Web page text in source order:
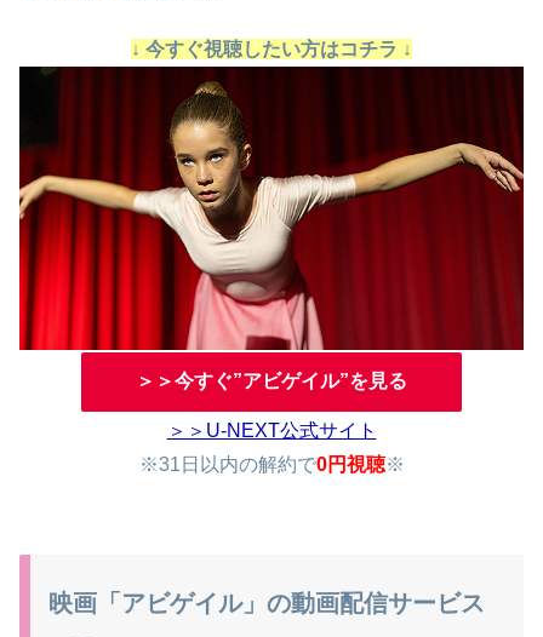
↓ 今すぐ視聴したい方はコチラ ↓
＞＞今すぐ”アビゲイル”を見る
＞＞U-NEXT公式サイト
※31日以内の解約で0円視聴※
映画「アビゲイル」の動画配信サービス